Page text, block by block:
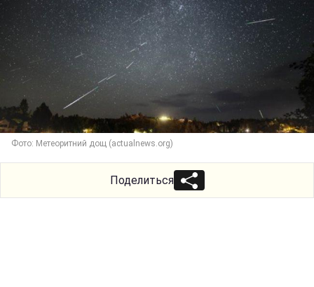
Фото: Метеоритний дощ (actualnews.org)
Поделиться